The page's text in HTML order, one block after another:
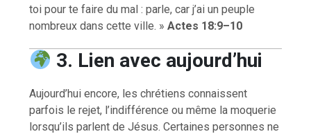
toi pour te faire du mal : parle, car j’ai un peuple
nombreux dans cette ville. »Actes 18:9–10
3. Lien avec aujourd’hui
Aujourd’hui encore, les chrétiens connaissent
parfois le rejet, l’indifférence ou même la moquerie
lorsqu’ils parlent de Jésus. Certaines personnes ne